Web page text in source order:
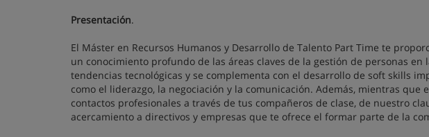
Presentación.
El Máster en Recursos Humanos y Desarrollo de Talento Part Time te
un conocimiento profundo de las áreas claves de la gestión de personas
tendencias tecnológicas y se complementa con el desarrollo de soft skills
como el liderazgo, la negociación y la comunicación. Además, mientras
contactos profesionales a través de tus compañeros de clase, de nuestro
acercamiento a directivos y empresas que te ofrece el formar parte de la